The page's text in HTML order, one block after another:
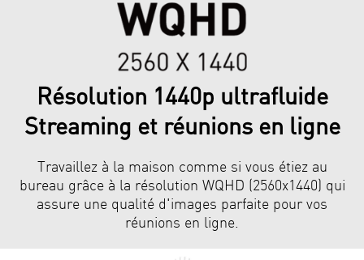
Résolution 1440p ultrafluide
Streaming et réunions en ligne
Travaillez à la maison comme si vous étiez au
bureau grâce à la résolution WQHD (2560x1440) qui
assure une qualité d'images parfaite pour vos
réunions en ligne.